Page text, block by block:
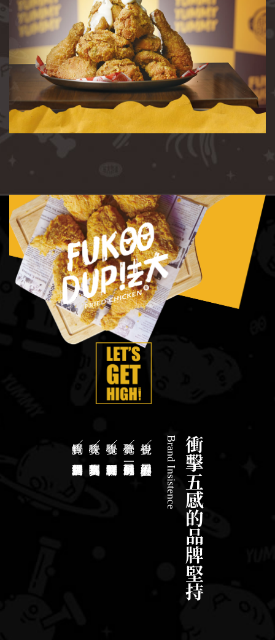
衝擊五感的品牌堅持
Brand Insistence